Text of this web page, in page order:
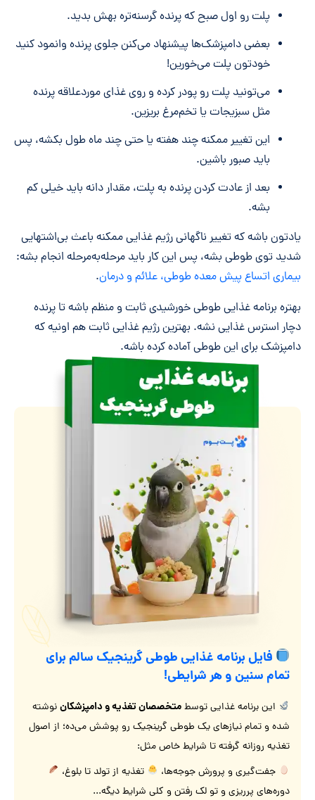
پلت رو اول صبح که پرنده گرسنه‌تره بهش بدید.
بعضی دامپزشک‌ها پیشنهاد می‌کنن جلوی پرنده وانمود کنید
خودتون پلت می‌خورین!
می‌تونید پلت رو پودر کرده و روی غذای موردعلاقه پرنده
مثل سبزیجات یا تخم‌مرغ بریزین.
این تغییر ممکنه چند هفته یا حتی چند ماه طول بکشه، پس
باید صبور باشین.
بعد از عادت کردن پرنده به پلت، مقدار دانه باید خیلی کم
بشه.
یادتون باشه که تغییر ناگهانی رژیم غذایی ممکنه باعث بی‌اشتهایی
شدید توی طوطی بشه، پس این کار باید مرحله‌به‌مرحله انجام بشه:
بیماری اتساع پیش معده طوطی، علائم و درمان.
بهتره برنامه غذایی طوطی خورشیدی ثابت و منظم باشه تا پرنده
دچار استرس غذایی نشه. بهترین رژیم غذایی ثابت هم اونیه که
دامپزشک برای این طوطی آماده کرده باشه.
فایل برنامه غذایی طوطی گرینجیک سالم برای
تمام سنین و هر شرایطی!
این برنامه غذایی توسطمتخصصان تغذیه و دامپزشکاننوشته
شده و تمام نیازهای یک طوطی گرینجیک رو پوشش می‌ده؛ از اصول
تغذیه روزانه گرفته تا شرایط خاص مثل:
جفت‌گیری و پرورش جوجه‌ها،
تغذیه از تولد تا بلوغ،
دوره‌های پرریزی و تو لک رفتن و کلی شرایط دیگه...